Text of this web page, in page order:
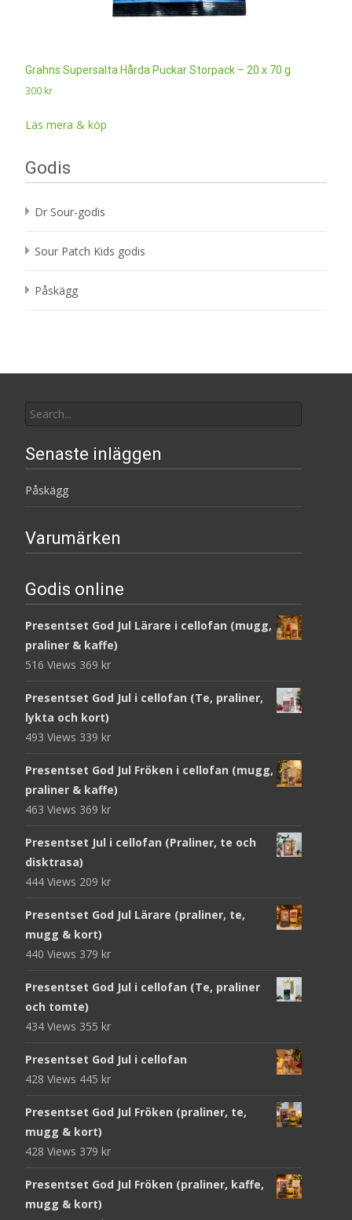
Grahns Supersalta Hårda Puckar Storpack – 20 x 70 g
300 kr
Läs mera & köp
Godis
Dr Sour-godis
Sour Patch Kids godis
Påskägg
for:
Senaste inläggen
Påskägg
Varumärken
Godis online
Presentset God Jul Lärare i cellofan (mugg,
praliner & kaffe)
516 Views 369 kr
Presentset God Jul i cellofan (Te, praliner,
lykta och kort)
493 Views 339 kr
Presentset God Jul Fröken i cellofan (mugg,
praliner & kaffe)
463 Views 369 kr
Presentset Jul i cellofan (Praliner, te och
disktrasa)
444 Views 209 kr
Presentset God Jul Lärare (praliner, te,
mugg & kort)
440 Views 379 kr
Presentset God Jul i cellofan (Te, praliner
och tomte)
434 Views 355 kr
Presentset God Jul i cellofan
428 Views 445 kr
Presentset God Jul Fröken (praliner, te,
mugg & kort)
428 Views 379 kr
Presentset God Jul Fröken (praliner, kaffe,
mugg & kort)